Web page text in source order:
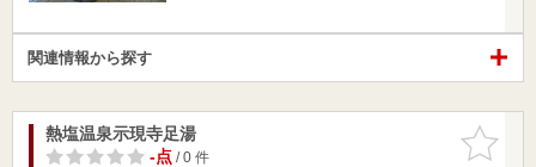
関連情報から探す
お気に入
りに追加
熱塩温泉示現寺足湯
-点/ 0 件